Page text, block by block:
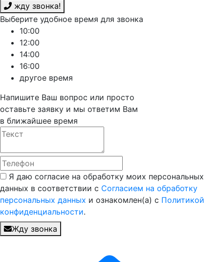
жду звонка!
Выберите удобное время для звонка
10:00
12:00
14:00
16:00
другое время
Напишите Ваш вопрос или просто
оставьте заявку и мы ответим Вам
в ближайшее время
Я даю согласие на обработку моих персональных
данных в соответствии с Согласием на обработку
персональных данных и ознакомлен(а) с Политикой
конфиденциальности.
Жду звонка